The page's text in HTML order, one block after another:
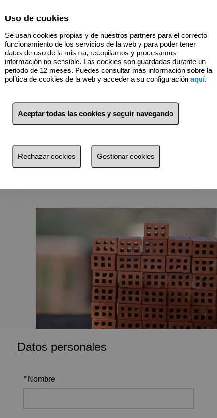
Reformas
profesionales con formación técnica y de diseño de
Infórmese sin compromiso.
Datos personales
* Nombre
Uso de cookies
Se usan cookies propias y de nuestros partners para el correcto
funcionamiento de los servicios de la web y para poder tener
datos de uso de la misma, recopilamos y procesamos
información no sensible. Las cookies son guardadas durante un
periodo de 12 meses. Puedes consultar más información sobre la
política de cookies de la web y acceder a su configuración aquí.
Aceptar todas las cookies y seguir navegando
Rechazar cookies Gestionar cookies